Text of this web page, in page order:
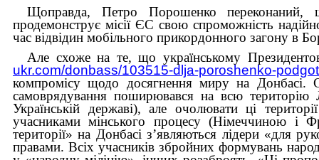
Щоправда, Петро Порошенко переконаний,
продемонструє місії ЄС свою спроможність
час відвідин мобільного прикордонного загону в
Але схоже на те, що українському
ukr.com/donbass/103515-dlja-poroshenko-
компромісу щодо досягнення миру на Донбасі.
самоврядування поширювався на всю територію
Українській державі), але очолювати ці
учасниками мінського процесу (Німеччиною і
території» на Донбасі з’являються лідери «для
правами. Всіх учасників збройних формувань